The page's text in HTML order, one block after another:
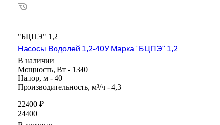
"БЦПЭ" 1,2
Насосы Водолей 1,2-40У Марка "БЦПЭ" 1,2
В наличии
Мощность, Вт - 1340
Напор, м - 40
Производительность, м³/ч - 4,3
22400 ₽
24400